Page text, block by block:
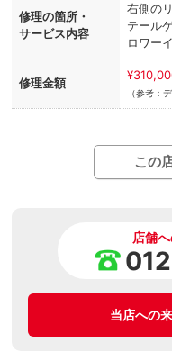
修理の箇所・
サービス内容
右側の
テール
ロワー
修理金額
（参考：
この
店舗
当店への